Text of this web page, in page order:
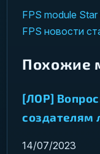
FPS module Star
FPS новости
Похожие
[ЛОР]
создателям
14/07/2023